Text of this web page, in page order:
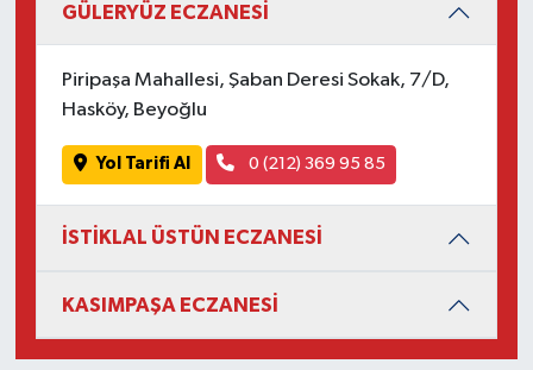
GÜLERYÜZ ECZANESİ
Piripaşa Mahallesi, Şaban Deresi Sokak, 7/D,
Hasköy, Beyoğlu
Yol Tarifi Al 0 (212) 369 95 85
İSTİKLAL ÜSTÜN ECZANESİ
KASIMPAŞA ECZANESİ